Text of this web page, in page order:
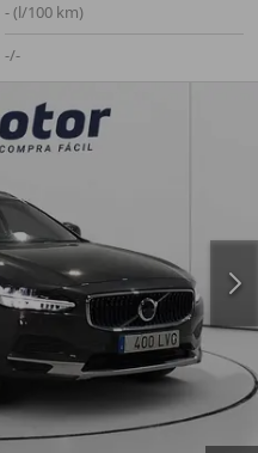
- (l/100 km)
-/-